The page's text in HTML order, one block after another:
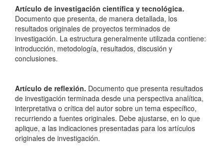
Artículo de investigación científica y tecnológica.
Documento que presenta, de manera detallada, los
resultados originales de proyectos terminados de
investigación. La estructura generalmente utilizada contiene:
introducción, metodología, resultados, discusión y
conclusiones.
Artículo de reflexión. Documento que presenta resultados
de investigación terminada desde una perspectiva analítica,
interpretativa o crítica del autor sobre un tema específico,
recurriendo a fuentes originales. Debe ajustarse, en lo que
aplique, a las indicaciones presentadas para los artículos
originales de investigación.